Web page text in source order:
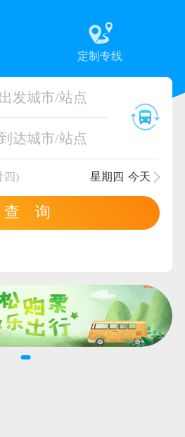
定制专线
发城市/站点
达城市/站点
四) 星期四 今天
查 询